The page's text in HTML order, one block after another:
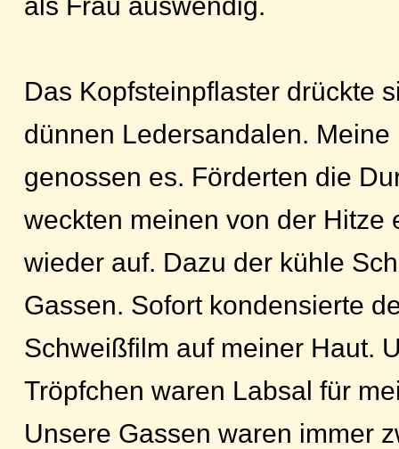
Das Kopfsteinpflaster drückte
dünnen Ledersandalen. Meine
genossen es. Förderten die
weckten meinen von der Hitze
wieder auf. Dazu der kühle
Gassen. Sofort kondensierte
Schweißfilm auf meiner Haut.
Tröpfchen waren Labsal für
Unsere Gassen waren immer